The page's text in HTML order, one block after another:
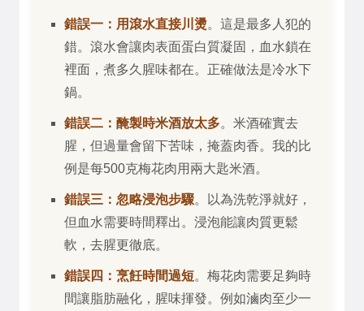
錯誤一：用滾水直接川燙。這是最多人犯的
錯。滾水會讓肉表面蛋白質凝固，血水鎖在
裡面，煮多久腥味都在。正確做法是冷水下
鍋。
錯誤二：醃製時米酒放太多。米酒確實去
腥，但過量會留下苦味，掩蓋肉香。我的比
例是每500克梅花肉用兩大匙米酒。
錯誤三：忽略浸泡步驟。以為洗乾淨就好，
但血水需要時間釋出。浸泡能讓肉質更鬆
軟，去腥更徹底。
錯誤四：烹飪時間過短。梅花肉需要足夠時
間讓脂肪融化，腥味揮發。例如滷肉至少一